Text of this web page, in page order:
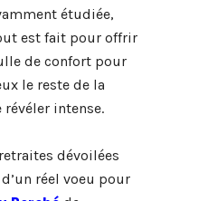
étudiée,
est fait pour offrir
de confort pour
le reste de la
intense.
dévoilées
réel voeu pour